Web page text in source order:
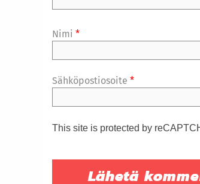
Nimi *
Sähköpostiosoite *
This site is protected by